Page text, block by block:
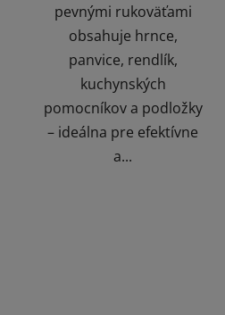
pevnými rukoväťami
obsahuje hrnce,
panvice, rendlík,
kuchynských
pomocníkov a podložky
– ideálna pre efektívne
a...